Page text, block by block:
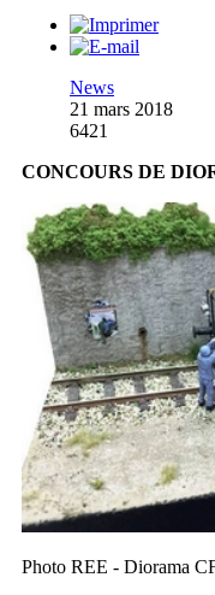
News
21 mars 2018
6421
CONCOURS DE
Photo REE - Diorama